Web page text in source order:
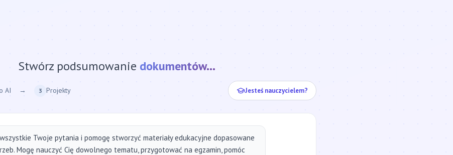
Stwórz podsumowanie strony internetowej...
AI → 3 Projekty Jesteś nauczycielem?
Twoje pytania i pomogę stworzyć materiały edukacyjne dopasowane
Mogę nauczyć Cię dowolnego tematu, przygotować na egzamin, pomóc